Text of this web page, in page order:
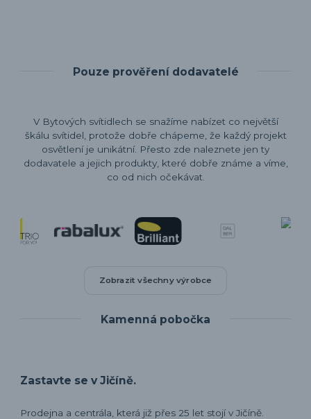
Pouze prověření dodavatelé
V Bytových svítidlech se snažíme nabízet co největší
škálu svítidel, protože dobře chápeme, že každý projekt
osvětlení je unikátní. Přesto zde naleznete jen ty
dodavatele a jejich produkty, které dobře známe a víme,
co od nich očekávat.
Zobrazit všechny výrobce
Kamenná pobočka
Zastavte se v Jičíně.
Prodejna a centrála, která již přes 25 let stojí v Jičíně.